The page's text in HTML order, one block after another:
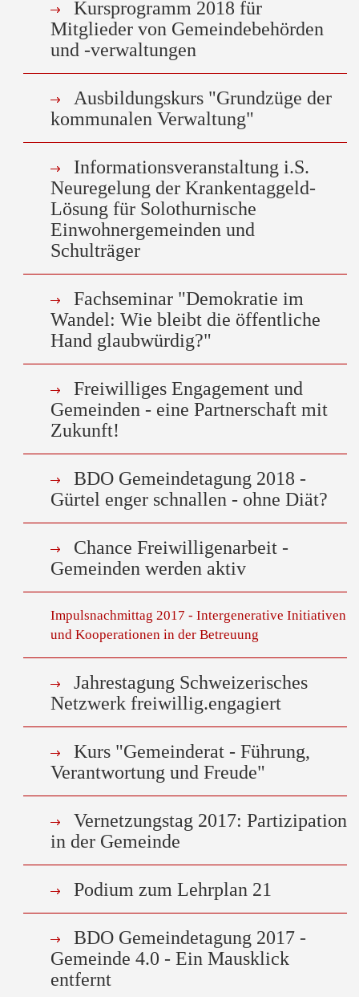
Kursprogramm 2018 für
Mitglieder von Gemeindebehörden
und -verwaltungen
Ausbildungskurs "Grundzüge der
kommunalen Verwaltung"
Informationsveranstaltung i.S.
Neuregelung der Krankentaggeld-
Lösung für Solothurnische
Einwohnergemeinden und
Schulträger
Fachseminar "Demokratie im
Wandel: Wie bleibt die öffentliche
Hand glaubwürdig?"
Freiwilliges Engagement und
Gemeinden - eine Partnerschaft mit
Zukunft!
BDO Gemeindetagung 2018 -
Gürtel enger schnallen - ohne Diät?
Chance Freiwilligenarbeit -
Gemeinden werden aktiv
Impulsnachmittag 2017 - Intergenerative Initiativen
und Kooperationen in der Betreuung
Jahrestagung Schweizerisches
Netzwerk freiwillig.engagiert
Kurs "Gemeinderat - Führung,
Verantwortung und Freude"
Vernetzungstag 2017: Partizipation
in der Gemeinde
Podium zum Lehrplan 21
BDO Gemeindetagung 2017 -
Gemeinde 4.0 - Ein Mausklick
entfernt